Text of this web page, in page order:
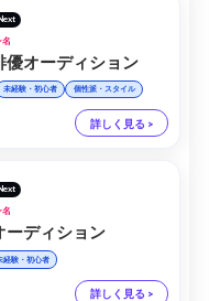
名
優オーディション
未経験・初心者 個性派・スタイル
詳しく見る >
名
ーディション
経験・初心者
詳しく見る >